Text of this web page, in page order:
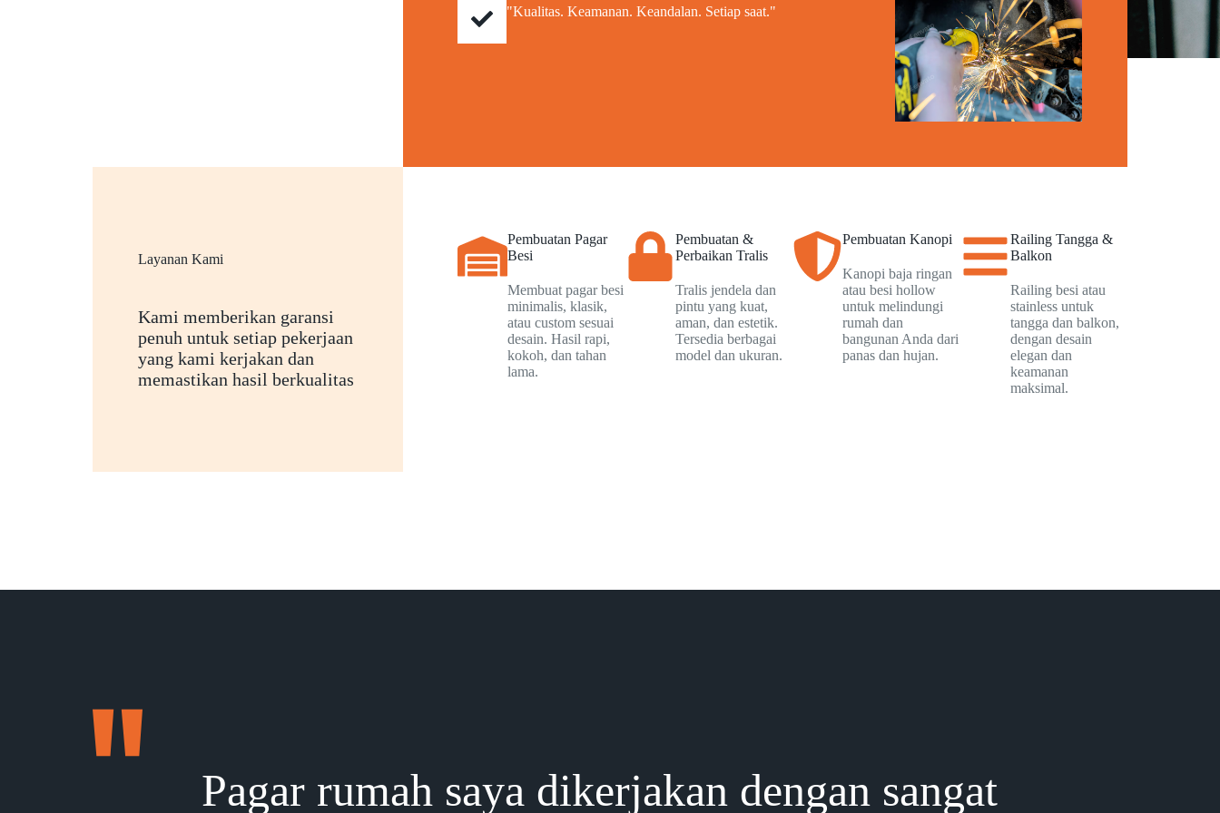
"Kualitas. Keamanan. Keandalan. Setiap saat."
Layanan Kami
Kami memberikan garansi
penuh untuk setiap pekerjaan
yang kami kerjakan dan
memastikan hasil berkualitas
Pembuatan Pagar
Besi
Membuat pagar besi
minimalis, klasik,
atau custom sesuai
desain. Hasil rapi,
kokoh, dan tahan
lama.
Pembuatan &
Perbaikan Tralis
Tralis jendela dan
pintu yang kuat,
aman, dan estetik.
Tersedia berbagai
model dan ukuran.
Pembuatan Kanopi
Kanopi baja ringan
atau besi hollow
untuk melindungi
rumah dan
bangunan Anda dari
panas dan hujan.
Railing Tangga &
Balkon
Railing besi atau
stainless untuk
tangga dan balkon,
dengan desain
elegan dan
keamanan
maksimal.
Pagar rumah saya dikerjakan dengan sangat